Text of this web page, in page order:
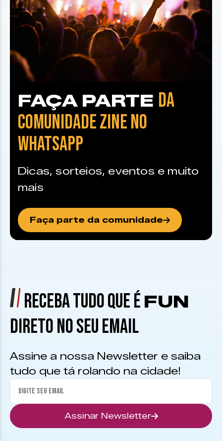
FAÇA PARTE DA
COMUNIDADE ZINE NO
WHATSAPP
Dicas, sorteios, eventos e muito
mais
Faça parte da comunidade
RECEBA TUDO QUE É FUN
DIRETO NO SEU EMAIL
Assine a nossa Newsletter e saiba
tudo que tá rolando na cidade!
Assinar Newsletter